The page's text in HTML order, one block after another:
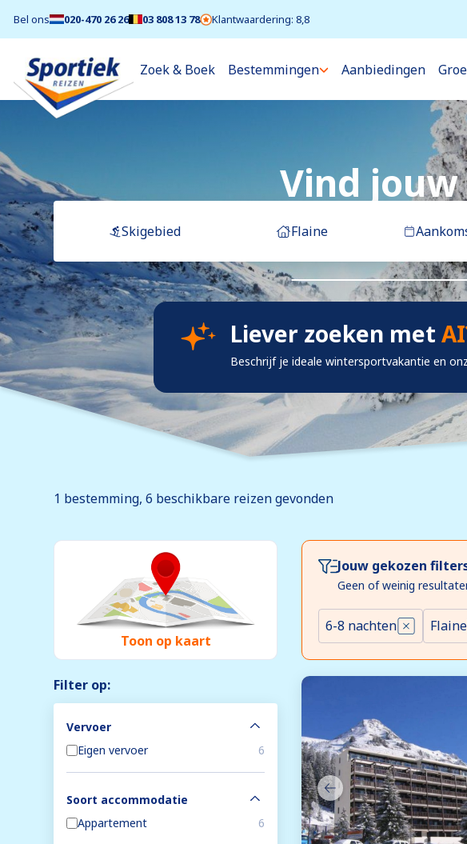
Bel ons 020-470 26 26 03 808 13 78 Klantwaardering: 8,8
Zoek & Boek Bestemmingen Aanbiedingen
Vind
Skigebied Flaine
Liever zoeken met
Beschrijf je ideale wintersportvakantie en
1 bestemming, 6 beschikbare reizen gevonden
Toon op kaart
Filter op:
Vervoer
Eigen vervoer
6
Soort accommodatie
Appartement
6
Jouw gekozen
Geen of weinig
6-8 nachten Flaine